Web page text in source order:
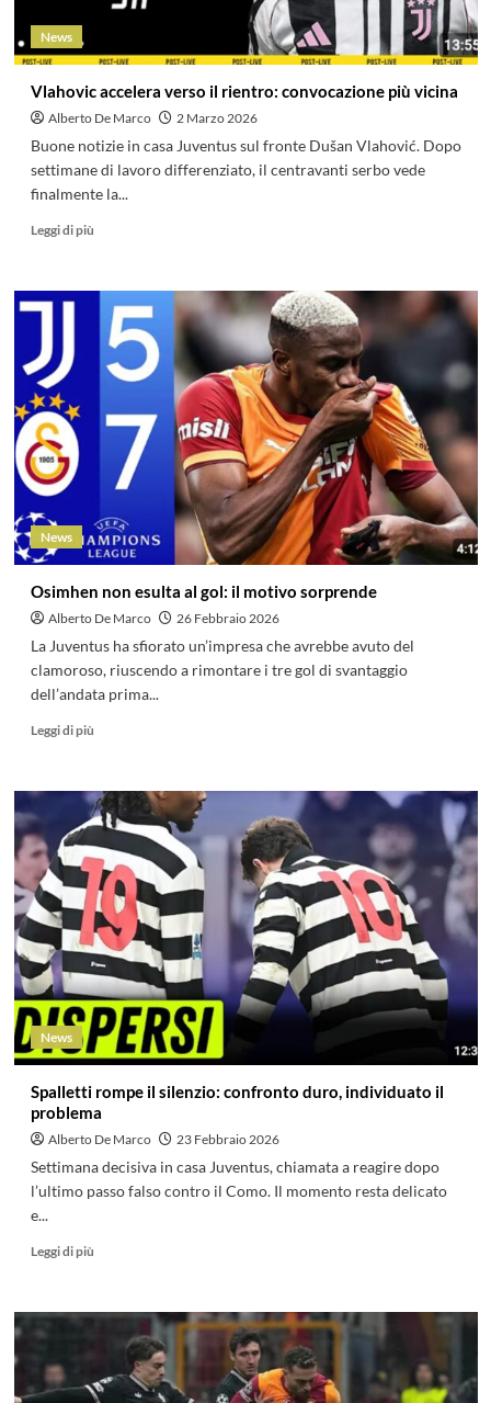
News
Vlahovic accelera verso il rientro: convocazione più vicina
Alberto De Marco 2 Marzo 2026
Buone notizie in casa Juventus sul fronte Dušan Vlahović. Dopo
settimane di lavoro differenziato, il centravanti serbo vede
finalmente la...
Leggi di più
News
Osimhen non esulta al gol: il motivo sorprende
Alberto De Marco 26 Febbraio 2026
La Juventus ha sfiorato un’impresa che avrebbe avuto del
clamoroso, riuscendo a rimontare i tre gol di svantaggio
dell’andata prima...
Leggi di più
News
Spalletti rompe il silenzio: confronto duro, individuato il
problema
Alberto De Marco 23 Febbraio 2026
Settimana decisiva in casa Juventus, chiamata a reagire dopo
l’ultimo passo falso contro il Como. Il momento resta delicato
e...
Leggi di più